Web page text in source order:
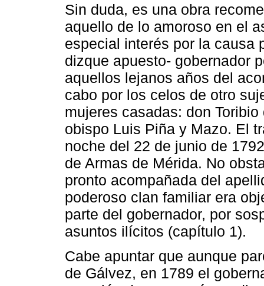
Sin duda, es una obra
aquello de lo amoroso en el
especial interés por la causa
dizque apuesto- gobernador
aquellos lejanos años del
cabo por los celos de otro
mujeres casadas: don
obispo Luis Piña y Mazo. El
noche del 22 de junio de
de Armas de Mérida. No
pronto acompañada del
poderoso clan familiar era
parte del gobernador, por
asuntos ilícitos (capítulo 1).
Cabe apuntar que aunque
de Gálvez, en 1789 el